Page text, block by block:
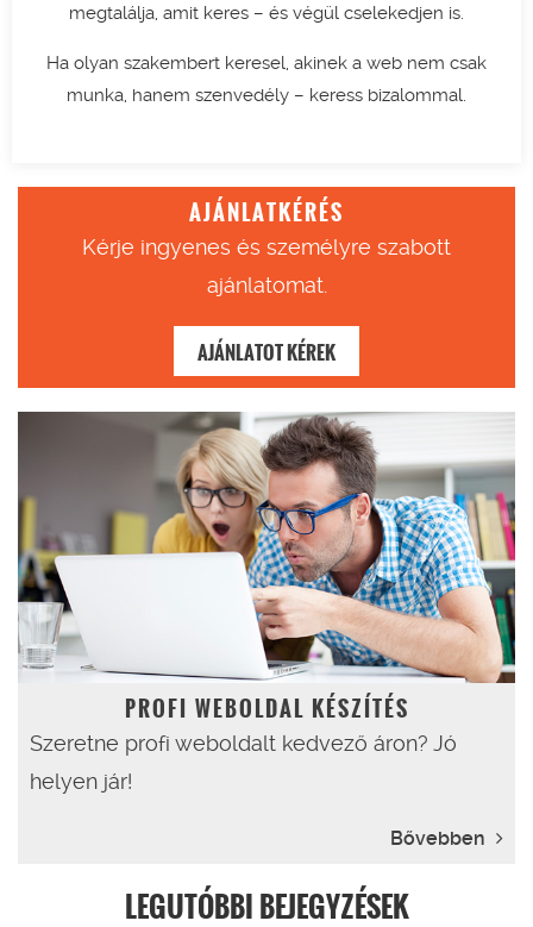
megtalálja, amit keres – és végül cselekedjen is.
Ha olyan szakembert keresel, akinek a web nem csak
munka, hanem szenvedély – keress bizalommal.
AJÁNLATKÉRÉS
Kérje ingyenes és személyre szabott
ajánlatomat.
AJÁNLATOT KÉREK
PROFI WEBOLDAL KÉSZÍTÉS
Szeretne profi weboldalt kedvező áron? Jó
helyen jár!
Bővebben
LEGUTÓBBI BEJEGYZÉSEK